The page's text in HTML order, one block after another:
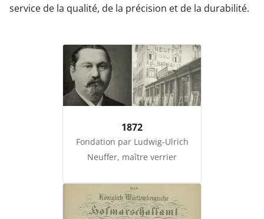
Conseils gratuits
service de la qualité, de la précision et de la durabilité.
1872
Fondation par Ludwig-Ulrich
Neuffer, maître verrier